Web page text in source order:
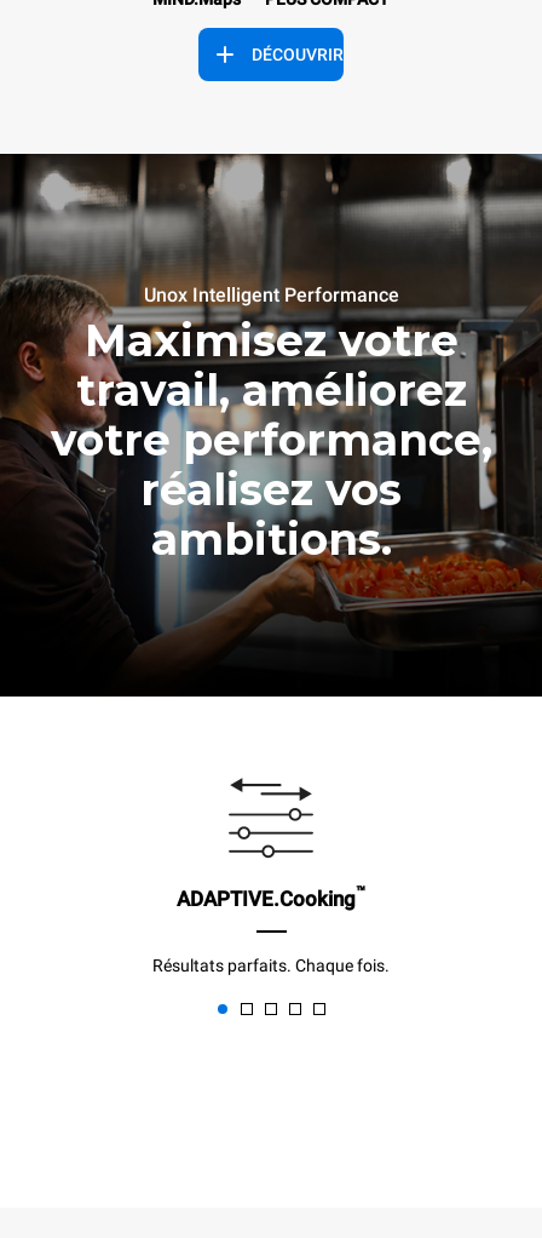
DÉCOUVRIR
Unox Intelligent Performance
Maximisez votre
travail, améliorez
votre performance,
réalisez vos
ambitions.
ADAPTIVE.Cooking™
Résultats parfaits. Chaque fois.